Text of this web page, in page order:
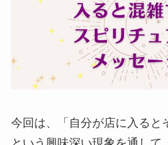
今回は、「自分が店に入ると